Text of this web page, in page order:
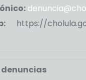
https://
denuncias